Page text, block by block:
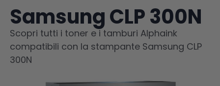
Samsung CLP 300N
Scopri tutti i toner e i tamburi Alphaink
compatibili con la stampante Samsung CLP
300N